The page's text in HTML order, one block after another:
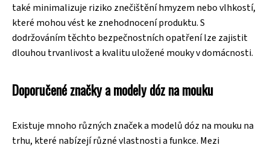
také minimalizuje riziko znečištění hmyzem nebo vlhkostí,
které mohou vést ke znehodnocení produktu. S
dodržováním těchto bezpečnostních opatření lze zajistit
dlouhou trvanlivost a kvalitu uložené mouky v domácnosti.
Doporučené značky a modely dóz na mouku
Existuje mnoho různých značek a modelů dóz na mouku na
trhu, které nabízejí různé vlastnosti a funkce. Mezi